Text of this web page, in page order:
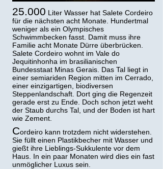
25.000 Liter Wasser hat Salete Cordeiro
für die nächsten acht Monate. Hundertmal
weniger als ein Olympisches
Schwimmbecken fasst. Damit muss ihre
Familie acht Monate Dürre überbrücken.
Salete Cordeiro wohnt im Vale do
Jequitinhonha im brasilianischen
Bundesstaat Minas Gerais. Das Tal liegt in
einer semiariden Region mitten im Cerrado,
einer einzigartigen, biodiversen
Steppenlandschaft. Dort ging die Regenzeit
gerade erst zu Ende. Doch schon jetzt weht
der Staub durchs Tal, und der Boden ist hart
wie Zement.
Cordeiro kann trotzdem nicht widerstehen.
Sie füllt einen Plastikbecher mit Wasser und
gießt ihre Lieblings-Sukkulente vor dem
Haus. In ein paar Monaten wird dies ein fast
unmöglicher Luxus sein.